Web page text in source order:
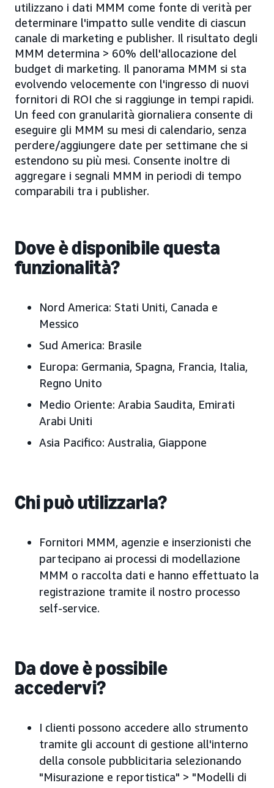
utilizzano i dati MMM come fonte di verità per
determinare l'impatto sulle vendite di ciascun
canale di marketing e publisher. Il risultato degli
MMM determina > 60% dell'allocazione del
budget di marketing. Il panorama MMM si sta
evolvendo velocemente con l'ingresso di nuovi
fornitori di ROI che si raggiunge in tempi rapidi.
Un feed con granularità giornaliera consente di
eseguire gli MMM su mesi di calendario, senza
perdere/aggiungere date per settimane che si
estendono su più mesi. Consente inoltre di
aggregare i segnali MMM in periodi di tempo
comparabili tra i publisher.
Dove è disponibile questa
funzionalità?
Nord America: Stati Uniti, Canada e
Messico
Sud America: Brasile
Europa: Germania, Spagna, Francia, Italia,
Regno Unito
Medio Oriente: Arabia Saudita, Emirati
Arabi Uniti
Asia Pacifico: Australia, Giappone
Chi può utilizzarla?
Fornitori MMM, agenzie e inserzionisti che
partecipano ai processi di modellazione
MMM o raccolta dati e hanno effettuato la
registrazione tramite il nostro processo
self-service.
Da dove è possibile
accedervi?
I clienti possono accedere allo strumento
tramite gli account di gestione all'interno
della console pubblicitaria selezionando
"Misurazione e reportistica" > "Modelli di